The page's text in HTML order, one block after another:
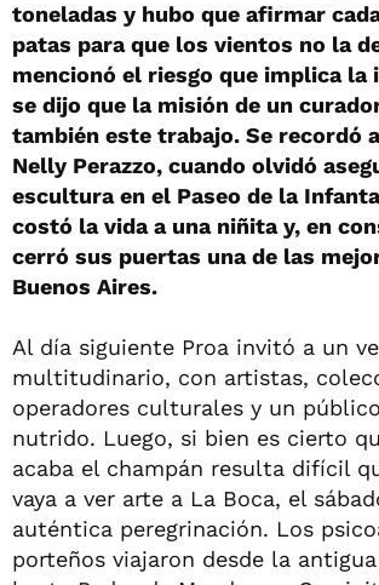
toneladas y hubo que afirmar
patas para que los vientos no la
mencionó el riesgo que implica la
se dijo que la misión de un
también este trabajo. Se recordó
Nelly Perazzo, cuando olvidó
escultura en el Paseo de la
costó la vida a una niñita y, en
cerró sus puertas una de las
Buenos Aires.
Al día siguiente Proa invitó a un
multitudinario, con artistas,
operadores culturales y un
nutrido. Luego, si bien es cierto
acaba el champán resulta difícil
vaya a ver arte a La Boca, el
auténtica peregrinación. Los
porteños viajaron desde la